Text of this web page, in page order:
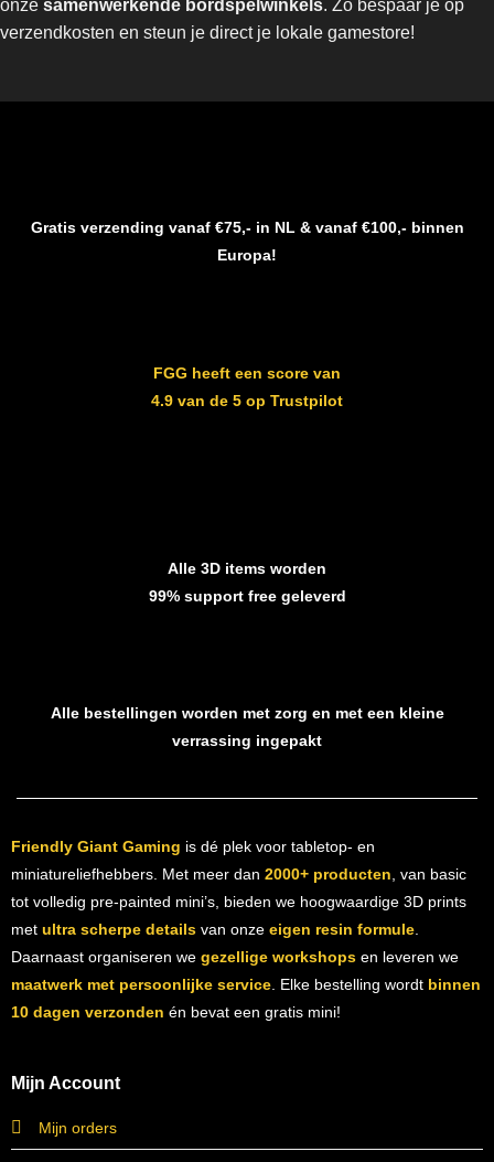
onze samenwerkende bordspelwinkels. Zo bespaar je op
verzendkosten en steun je direct je lokale gamestore!
Gratis verzending vanaf €75,- in NL & vanaf €100,- binnen
Europa!
FGG heeft een score van
4.9 van de 5 op Trustpilot
Alle 3D items worden
99% support free geleverd
Alle bestellingen worden met zorg en met een kleine
verrassing ingepakt
Friendly Giant Gaming is dé plek voor tabletop- en
miniatureliefhebbers. Met meer dan 2000+ producten , van basic
tot volledig pre-painted mini’s, bieden we hoogwaardige 3D prints
met ultra scherpe detailsvan onze eigen resin formule.
Daarnaast organiseren we gezellige workshopsen leveren we
maatwerk met persoonlijke service. Elke bestelling wordt binnen
10 dagen verzonden én bevat een gratis mini!
Mijn Account
Mijn orders